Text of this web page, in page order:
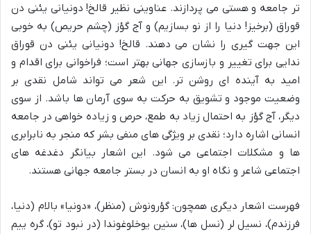
تر جامعه و هستی می پردازند. عناوینی نظیر قالخ! دونیانی یئنی دن
قوراق (برخیز! دنیا را از نو بسازیم) و آج گؤز (چشم حریص) به خوبی
این جهت گیری را نشان می دهند. قالخ! دونیانی یئنی دن قوراق
ندایی برای تغییر و بازسازی جهانی بهتر است؛ فراخوانی برای اقدام و
امید به آینده ای روشن تر. این شعر می تواند شامل نقدی بر
وضعیت موجود و تشویق به حرکت به سوی آرمان ها باشد. از سوی
دیگر، آج گؤز به احتمال زیاد به طمع، حرص و زیاده خواهی در جامعه
انسانی اشاره دارد؛ نقدی بر ویژگی های منفی بشر که منجر به نابرابری
ها و مشکلات اجتماعی می شود. این اشعار بیانگر دغدغه های
اجتماعی شاعر و نگاه او به انسان در بستر جامعه جهانی هستند.
فهرست اشعار دیگری همچون: گؤرونوش (منظر)، «دونیا» بالام (دنیا،
فرزندم)، نسیل لر (نسل ها)، سنین یوخلوغوندا (در نبود تو)، گره ییم